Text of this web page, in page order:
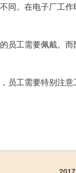
同。在电子厂工
员工需要佩戴。
员工需要特别注